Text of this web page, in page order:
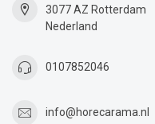
3077 AZ Rotterdam
Nederland
0107852046
info@horecarama.nl